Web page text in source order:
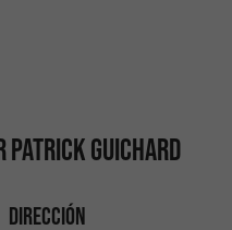
PATRICK GUICHARD
DIRECCIÓN